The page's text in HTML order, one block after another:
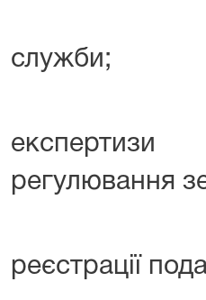
служби;
експертизи
регулювання
реєстрації